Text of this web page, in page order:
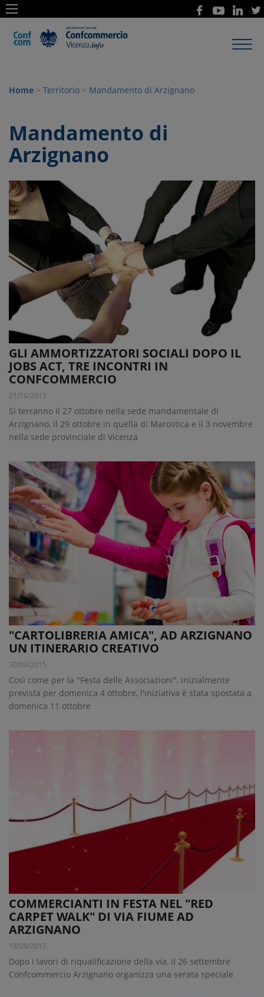
Home > Territorio > Mandamento di Arzignano
Mandamento di
Arzignano
GLI AMMORTIZZATORI SOCIALI DOPO IL
JOBS ACT, TRE INCONTRI IN
CONFCOMMERCIO
21/10/2015
Si terranno il 27 ottobre nella sede mandamentale di
Arzignano, il 29 ottobre in quella di Marostica e il 3 novembre
nella sede provinciale di Vicenza
"CARTOLIBRERIA AMICA", AD ARZIGNANO
UN ITINERARIO CREATIVO
30/09/2015
Così come per la "Festa delle Associazioni", inizialmente
prevista per domenica 4 ottobre, l'iniziativa è stata spostata a
domenica 11 ottobre
COMMERCIANTI IN FESTA NEL "RED
CARPET WALK" DI VIA FIUME AD
ARZIGNANO
18/09/2015
Dopo i lavori di riqualificazione della via, il 26 settembre
Confcommercio Arzignano organizza una serata speciale